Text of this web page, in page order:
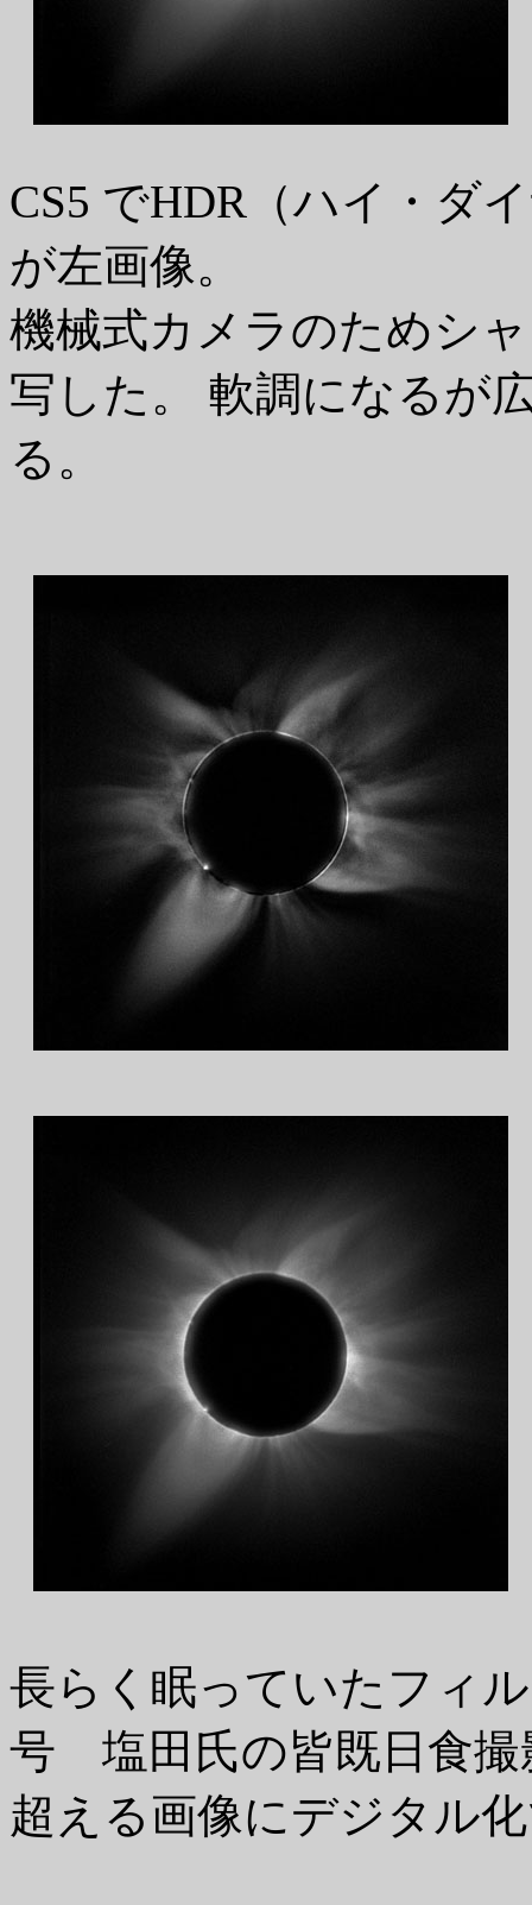
CS5 でHDR（ハイ・ダ
が左画像。
機械式カメラのためシ
写した。 軟調になるが
る。
長らく眠っていたフィ
号 塩田氏の皆既日食撮
超える画像にデジタル